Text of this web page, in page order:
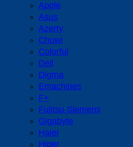
Apple
Asus
Azerty
Chuwi
Colorful
Dell
Digma
Emachines
F+
Fujitsu-Siemens
Gigabyte
Haier
Hiper